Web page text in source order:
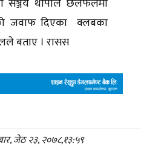
जवाफ दिएका क्लबका
बताए । रासस
जेठ २३, २०७८,१३:५९